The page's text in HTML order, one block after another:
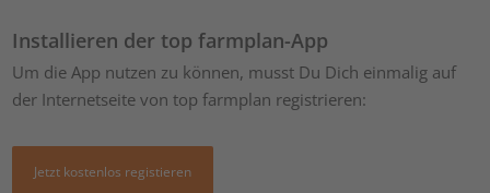
Installieren der top farmplan-App
Um die App nutzen zu können, musst Du Dich einmalig auf
der Internetseite von top farmplan registrieren:
Jetzt kostenlos registieren